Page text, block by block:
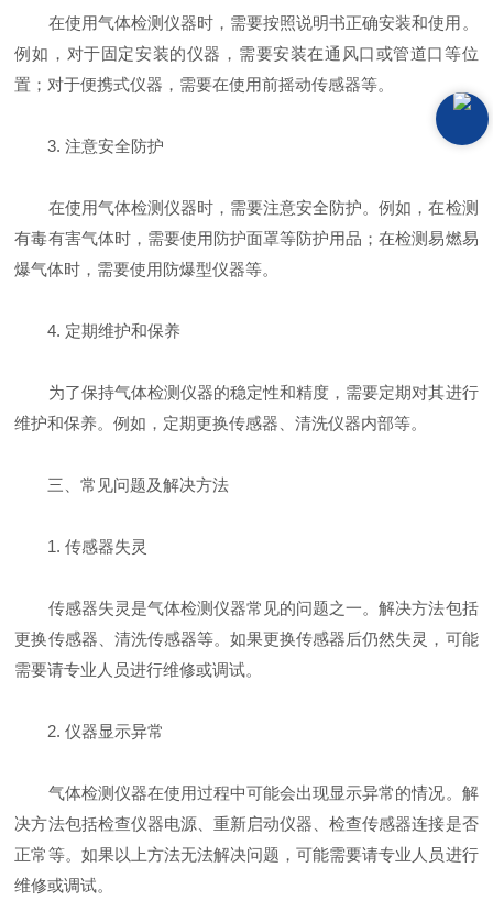
在使用气体检测仪器时，需要按照说明书正确安装和使用。
例如，对于固定安装的仪器，需要安装在通风口或管道口等位
置；对于便携式仪器，需要在使用前摇动传感器等。
3. 注意安全防护
在使用气体检测仪器时，需要注意安全防护。例如，在检测
有毒有害气体时，需要使用防护面罩等防护用品；在检测易燃易
爆气体时，需要使用防爆型仪器等。
4. 定期维护和保养
为了保持气体检测仪器的稳定性和精度，需要定期对其进行
维护和保养。例如，定期更换传感器、清洗仪器内部等。
三、常见问题及解决方法
1. 传感器失灵
传感器失灵是气体检测仪器常见的问题之一。解决方法包括
更换传感器、清洗传感器等。如果更换传感器后仍然失灵，可能
需要请专业人员进行维修或调试。
2. 仪器显示异常
气体检测仪器在使用过程中可能会出现显示异常的情况。解
决方法包括检查仪器电源、重新启动仪器、检查传感器连接是否
正常等。如果以上方法无法解决问题，可能需要请专业人员进行
维修或调试。